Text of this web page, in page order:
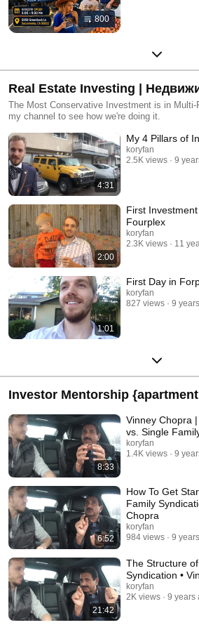
800
Real Estate
The Most Conservative Investment is in
my channel to see how we're doing it.
4:31
My 4 Pillars of
koryfan
2.5K views
9
2:00
First
Fourplex
koryfan
2.3K views
11
1:01
First Day in
koryfan
827 views
9
Investor Mentorship
8:33
Vinney Chopra
vs. Single
koryfan
1.4K views
9
6:52
How To Get
Family
Chopra
koryfan
984 views
9
21:42
The Structure
Syndication •
koryfan
2K views
9 years